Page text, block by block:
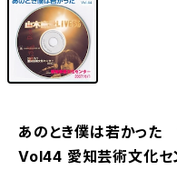
あのとき僕は若かっ
Vol44 愛知芸術文化セ